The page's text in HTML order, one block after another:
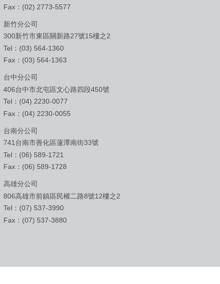
Fax：(02) 2773-5577
新竹分公司
300新竹市東區關新路27號15樓之2
Tel：(03) 564-1360
Fax：(03) 564-1363
台中分公司
406台中市北屯區文心路四段450號
Tel：(04) 2230-0077
Fax：(04) 2230-0055
台南分公司
741台南市善化區蓮潭南街33號
Tel：(06) 589-1721
Fax：(06) 589-1728
高雄分公司
806高雄市前鎮區民權二路8號12樓之2
Tel：(07) 537-3990
Fax：(07) 537-3880